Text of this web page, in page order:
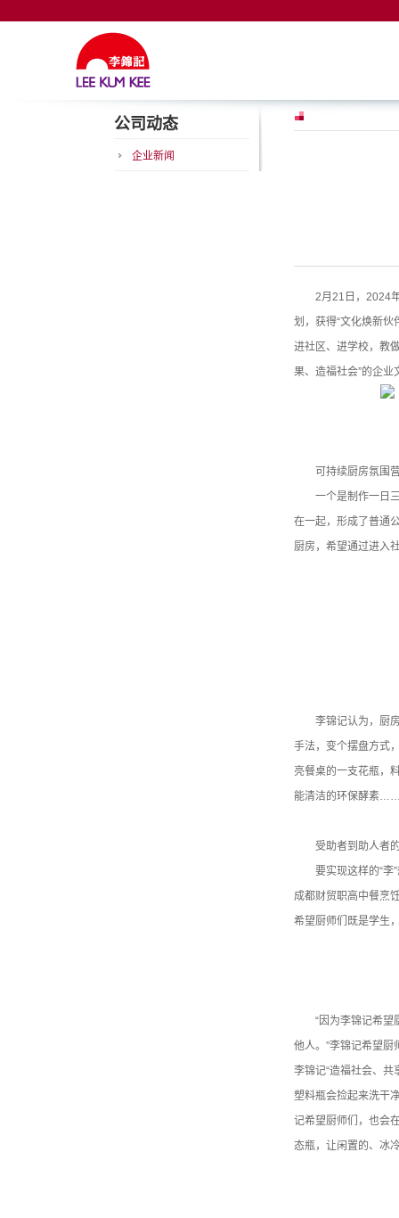
公司动态
企业新闻
2月21日，2024
划，获得“文化焕新伙
进社区、进学校，教
果、造福社会”的企业
可持续厨房氛围
一个是制作一日
在一起，形成了普通
厨房，希望通过进入
李锦记认为，厨
手法，变个摆盘方式
亮餐桌的一支花瓶，
能清洁的环保酵素……
受助者到助人者
要实现这样的“
成都财贸职高中餐烹
希望厨师们既是学生
“因为李锦记希
他人。”李锦记希望厨
李锦记“造福社会、共
塑料瓶会捡起来洗干
记希望厨师们，也会
态瓶，让闲置的、冰